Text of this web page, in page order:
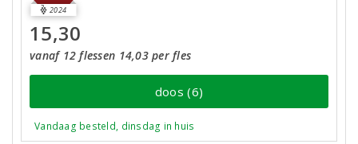
2024
15,30
vanaf 12 flessen 14,03 per fles
doos (6)
Vandaag besteld, dinsdag in huis